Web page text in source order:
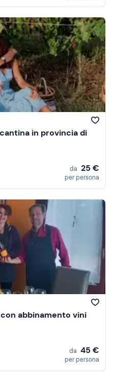
in provincia di
da 25 €
per persona
abbinamento vini
da 45 €
per persona